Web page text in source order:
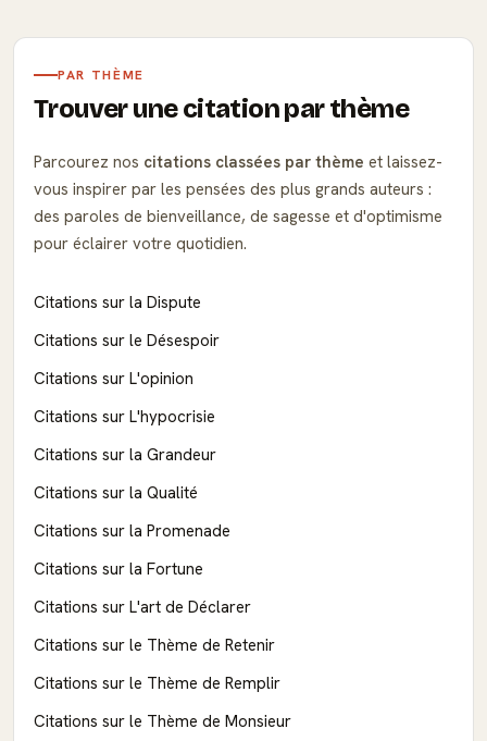
PAR THÈME
Trouver une citation par thème
Parcourez nos citations classées par thème et laissez-
vous inspirer par les pensées des plus grands auteurs :
des paroles de bienveillance, de sagesse et d'optimisme
pour éclairer votre quotidien.
Citations sur la Dispute
Citations sur le Désespoir
Citations sur L'opinion
Citations sur L'hypocrisie
Citations sur la Grandeur
Citations sur la Qualité
Citations sur la Promenade
Citations sur la Fortune
Citations sur L'art de Déclarer
Citations sur le Thème de Retenir
Citations sur le Thème de Remplir
Citations sur le Thème de Monsieur